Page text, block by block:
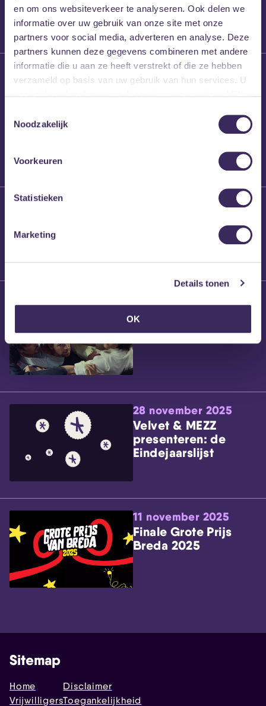
en om ons websiteverkeer te analyseren. Ook delen we
informatie over uw gebruik van onze site met onze
partners voor social media, adverteren en analyse. Deze
partners kunnen deze gegevens combineren met andere
informatie die u aan ze heeft verstrekt of die ze hebben
verzameld op basis van uw gebruik van hun services. U
Noodzakelijk
Voorkeuren
Statistieken
Marketing
Details tonen
OK
26 maart 2026
Willem’s Blog: High
Brennt Vanneste
Willem’s Blog: Ão
28 november 2025
Velvet & MEZZ
presenteren: de
Eindejaarslijst
11 november 2025
Finale Grote Prijs
Breda 2025
Sitemap
Home
Vrijwilligers
Disclaimer
Toegankelijkheid